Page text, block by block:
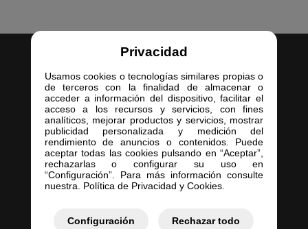
Privacidad
Usamos cookies o tecnologías similares propias o
de terceros con la finalidad de almacenar o
acceder a información del dispositivo, facilitar el
acceso a los recursos y servicios, con fines
analíticos, mejorar productos y servicios, mostrar
publicidad personalizada y medición del
rendimiento de anuncios o contenidos. Puede
aceptar todas las cookies pulsando en “Aceptar”,
rechazarlas o configurar su uso en
“Configuración”. Para más información consulte
nuestra. Política de Privacidad y Cookies.
Configuración Rechazar todo
Inicio
Empresa
Servicios
Contacto
Mis Pedidos